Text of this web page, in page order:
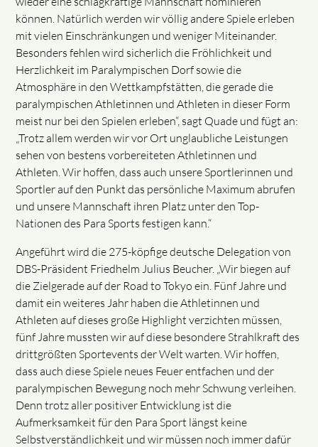
können. Natürlich werden wir völlig andere Spiele erleben
mit vielen Einschränkungen und weniger Miteinander.
Besonders fehlen wird sicherlich die Fröhlichkeit und
Herzlichkeit im Paralympischen Dorf sowie die
Atmosphäre in den Wettkampfstätten, die gerade die
paralympischen Athletinnen und Athleten in dieser Form
meist nur bei den Spielen erleben“, sagt Quade und fügt an:
„Trotz allem werden wir vor Ort unglaubliche Leistungen
sehen von bestens vorbereiteten Athletinnen und
Athleten. Wir hoffen, dass auch unsere Sportlerinnen und
Sportler auf den Punkt das persönliche Maximum abrufen
und unsere Mannschaft ihren Platz unter den Top-
Nationen des Para Sports festigen kann.“
Angeführt wird die 275-köpfige deutsche Delegation von
DBS-Präsident Friedhelm Julius Beucher. „Wir biegen auf
die Zielgerade auf der Road to Tokyo ein. Fünf Jahre und
damit ein weiteres Jahr haben die Athletinnen und
Athleten auf dieses große Highlight verzichten müssen,
fünf Jahre mussten wir auf diese besondere Strahlkraft des
drittgrößten Sportevents der Welt warten. Wir hoffen,
dass auch diese Spiele neues Feuer entfachen und der
paralympischen Bewegung noch mehr Schwung verleihen.
Denn trotz aller positiver Entwicklung ist die
Aufmerksamkeit für den Para Sport längst keine
Selbstverständlichkeit und wir müssen noch immer dafür